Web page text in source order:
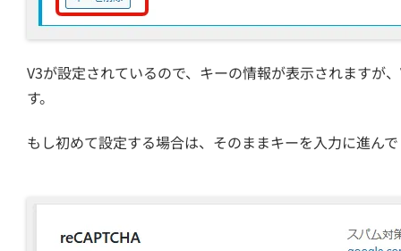
V3が設定されているので、キーの情報が表示されますが
す。
もし初めて設定する場合は、そのままキーを入力に進ん